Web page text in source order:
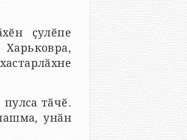
ҫулӗпе
Харьковра,
тӑчӗ.
унӑн